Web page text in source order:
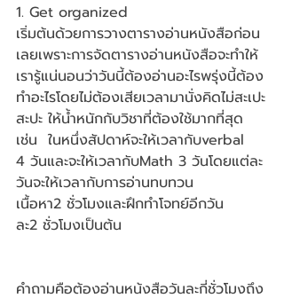
1. Get organized
เริ่มต้นด้วยการวางตารางอ่านหนังสือก่อน
เลยเพราะการจัดตารางอ่านหนังสือจะทำให้
เรารู้แน่นอนว่าวันนี้ต้องอ่านอะไรพรุ่งนี้ต้อง
ทำอะไรโดยไม่ต้องเสียเวลามานั่งคิดไม่สะเปะ
สะปะ ให้น้ำหนักกับวิชาที่ต้องใช้มากที่สุด
เช่น  ในหนึ่งสัปดาห์จะให้เวลากับverbal
4 วันและจะให้เวลากับMath 3 วันโดยแต่ละ
วันจะให้เวลากับการอ่านทบทวน
เนื้อหา2 ชั่วโมงและฝึกทำโจทย์อีกวัน
ละ2 ชั่วโมงเป็นต้น
คำถามคือต้องอ่านหน้งสือวันละกี่ชั่วโมงถึง